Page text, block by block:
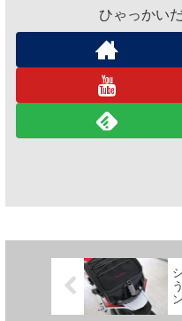
ひゃっかい